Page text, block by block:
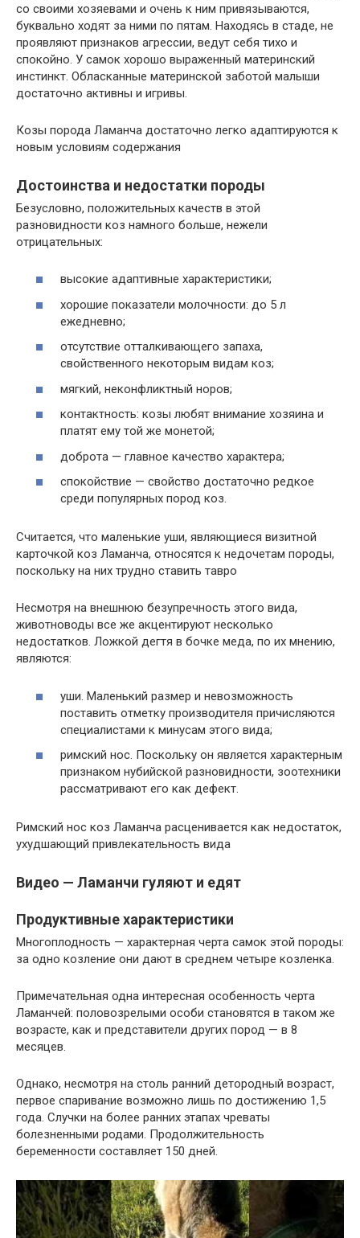
со своими хозяевами и очень к ним привязываются,
буквально ходят за ними по пятам. Находясь в стаде, не
проявляют признаков агрессии, ведут себя тихо и
спокойно. У самок хорошо выраженный материнский
инстинкт. Обласканные материнской заботой малыши
достаточно активны и игривы.
Козы порода Ламанча достаточно легко адаптируются к
новым условиям содержания
Достоинства и недостатки породы
Безусловно, положительных качеств в этой
разновидности коз намного больше, нежели
отрицательных:
высокие адаптивные характеристики;
хорошие показатели молочности: до 5 л
ежедневно;
отсутствие отталкивающего запаха,
свойственного некоторым видам коз;
мягкий, неконфликтный норов;
контактность: козы любят внимание хозяина и
платят ему той же монетой;
доброта — главное качество характера;
спокойствие — свойство достаточно редкое
среди популярных пород коз.
Считается, что маленькие уши, являющиеся визитной
карточкой коз Ламанча, относятся к недочетам породы,
поскольку на них трудно ставить тавро
Несмотря на внешнюю безупречность этого вида,
животноводы все же акцентируют несколько
недостатков. Ложкой дегтя в бочке меда, по их мнению,
являются:
уши. Маленький размер и невозможность
поставить отметку производителя причисляются
специалистами к минусам этого вида;
римский нос. Поскольку он является характерным
признаком нубийской разновидности, зоотехники
рассматривают его как дефект.
Римский нос коз Ламанча расценивается как недостаток,
ухудшающий привлекательность вида
Видео — Ламанчи гуляют и едят
Продуктивные характеристики
Многоплодность — характерная черта самок этой породы:
за одно козление они дают в среднем четыре козленка.
Примечательная одна интересная особенность черта
Ламанчей: половозрелыми особи становятся в таком же
возрасте, как и представители других пород — в 8
месяцев.
Однако, несмотря на столь ранний детородный возраст,
первое спаривание возможно лишь по достижению 1,5
года. Случки на более ранних этапах чреваты
болезненными родами. Продолжительность
беременности составляет 150 дней.